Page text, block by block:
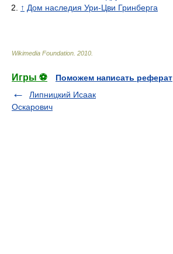
↑ Дом наследия Ури-Цви Гринберга
Wikimedia Foundation 2010
Игры ⚽
Поможем написать реферат
Липницкий Исаак
Оскарович